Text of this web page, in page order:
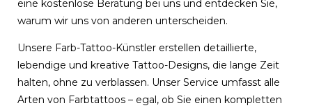
eine kostenlose Beratung bei uns und entdecken Sie,
warum wir uns von anderen unterscheiden.
Unsere Farb-Tattoo-Künstler erstellen detaillierte,
lebendige und kreative Tattoo-Designs, die lange Zeit
halten, ohne zu verblassen. Unser Service umfasst alle
Arten von Farbtattoos – egal, ob Sie einen kompletten